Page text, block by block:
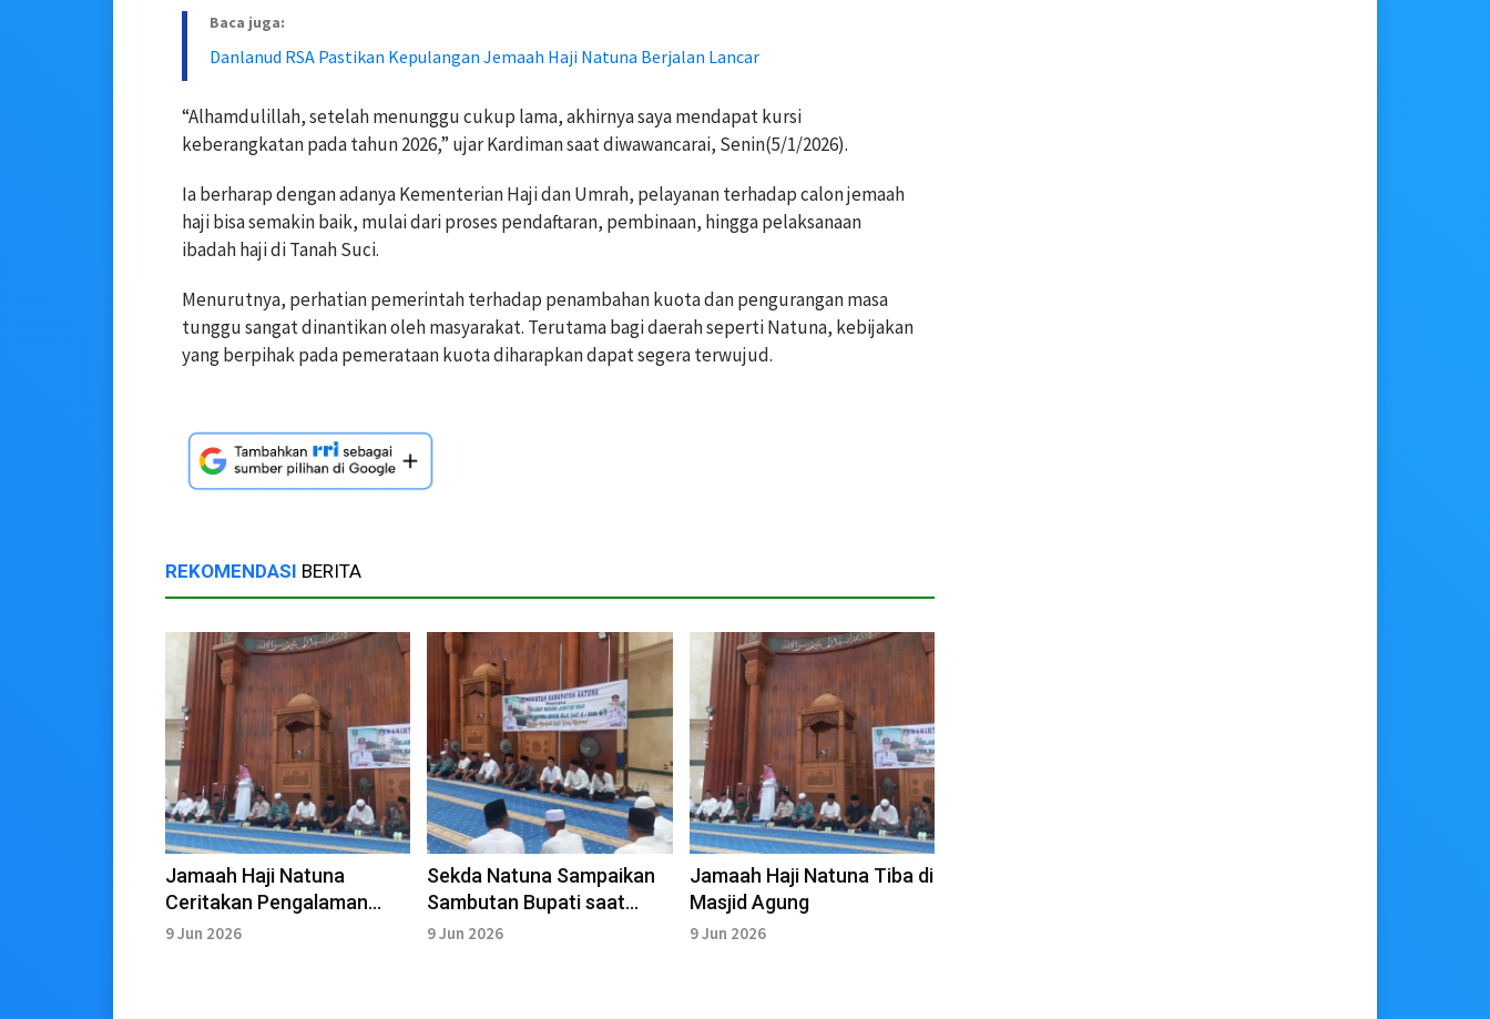
Baca juga:
Danlanud RSA Pastikan Kepulangan Jemaah Haji Natuna Berjalan Lancar
“Alhamdulillah, setelah menunggu cukup lama, akhirnya saya mendapat kursi
keberangkatan pada tahun 2026,” ujar Kardiman saat diwawancarai, Senin(5/1/2026).
Ia berharap dengan adanya Kementerian Haji dan Umrah, pelayanan terhadap calon jemaah
haji bisa semakin baik, mulai dari proses pendaftaran, pembinaan, hingga pelaksanaan
ibadah haji di Tanah Suci.
Menurutnya, perhatian pemerintah terhadap penambahan kuota dan pengurangan masa
tunggu sangat dinantikan oleh masyarakat. Terutama bagi daerah seperti Natuna, kebijakan
yang berpihak pada pemerataan kuota diharapkan dapat segera terwujud.
REKOMENDASI BERITA
Jamaah Haji Natuna
Ceritakan Pengalaman
Gunakan Aplikasi Nusuk
9 Jun 2026
Sekda Natuna Sampaikan
Sambutan Bupati saat
Penyambutan Jamaah Haji
9 Jun 2026
Jamaah Haji Natuna Tiba di
Masjid Agung
9 Jun 2026